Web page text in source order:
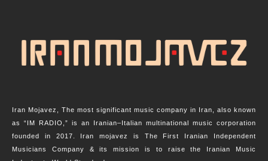
Iran Mojavez, The most significant music company in Iran, also known
as “IM RADIO,” is an Iranian–Italian multinational music corporation
founded in 2017. Iran mojavez is The First Iranian Independent
Musicians Company & its mission is to raise the Iranian Music